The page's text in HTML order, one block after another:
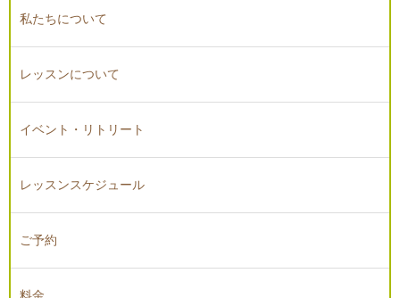
私たちについて
レッスンについて
イベント・リトリート
レッスンスケジュール
ご予約
料金